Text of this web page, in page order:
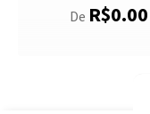
De R$0.00